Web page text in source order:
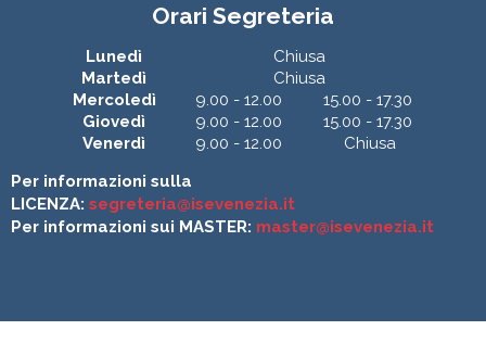
Orari Segreteria
Lunedì
Chiusa
Martedì
Chiusa
Mercoledì
9.00 - 12.00
15.00 - 17.30
Giovedì
9.00 - 12.00
15.00 - 17.30
Venerdì
9.00 - 12.00
Chiusa
Per informazioni sulla
LICENZA: segreteria@isevenezia.it
Per informazioni sui MASTER: master@isevenezia.it